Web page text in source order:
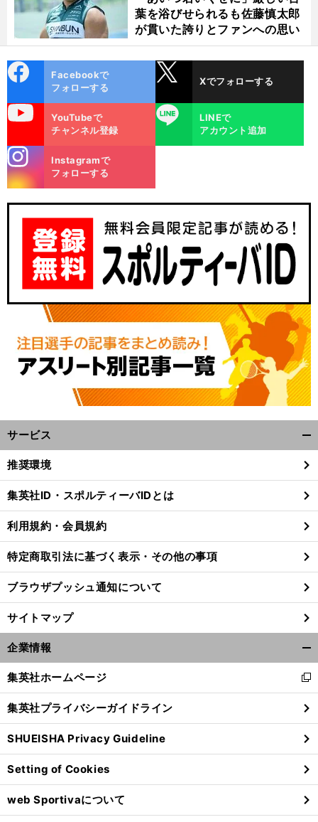
！ U20
恵
へ
葉を浴びせられるも佐藤慎太郎
が貫いた誇りとファンへの思い
ok
Facebookで
フォローする
Xでフォローする
YouTubeで
チャンネル登録
LINE
LINEで
アカウント追加
m
Instagramで
フォローする
サービス
閉
る
推奨環境
集英社ID・スポルティーバIDとは
利用規約・会員規約
特定商取引法に基づく表示・その他の事項
ブラウザプッシュ通知について
サイトマップ
企業情報
閉
る
集英社ホームページ
新
し
い
ウ
ィ
ン
ド
ウ
で
開
集英社プライバシーガイドライン
SHUEISHA Privacy Guideline
Setting of Cookies
web Sportivaについて